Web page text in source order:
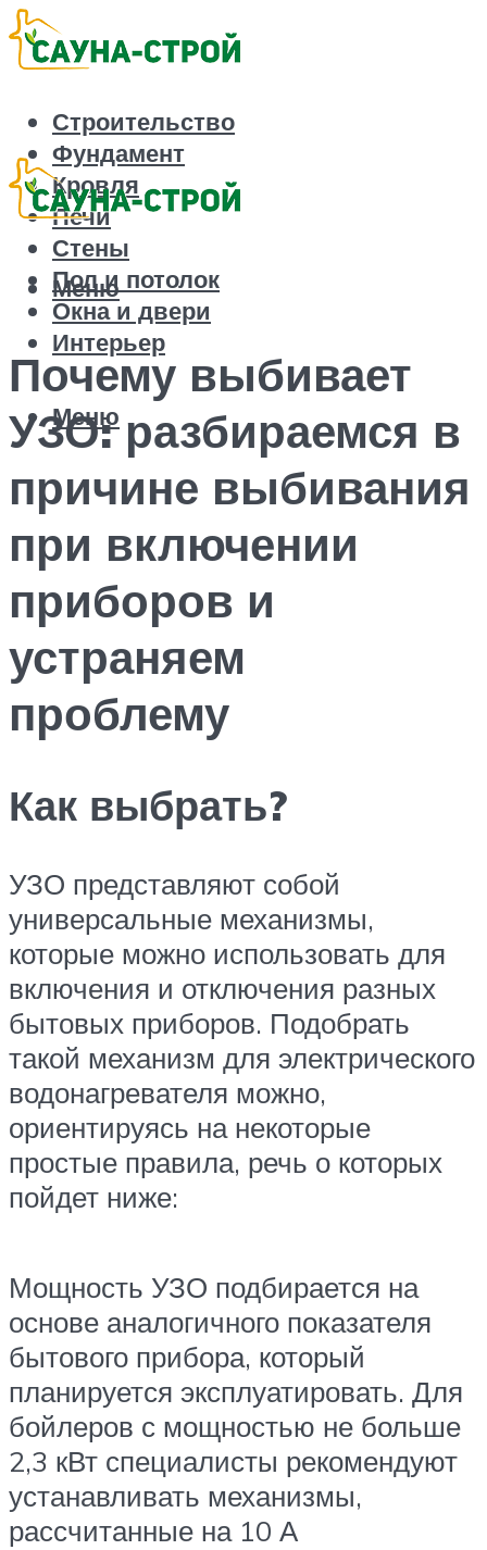
Строительство
Фундамент
Кровля
Печи
Стены
Пол и потолок
Окна и двери
Интерьер
Меню
Меню
Почему выбивает
УЗО: разбираемся в
причине выбивания
при включении
приборов и
устраняем
проблему
Как выбрать?
УЗО представляют собой
универсальные механизмы,
которые можно использовать для
включения и отключения разных
бытовых приборов. Подобрать
такой механизм для электрического
водонагревателя можно,
ориентируясь на некоторые
простые правила, речь о которых
пойдет ниже:
Мощность УЗО подбирается на
основе аналогичного показателя
бытового прибора, который
планируется эксплуатировать. Для
бойлеров с мощностью не больше
2,3 кВт специалисты рекомендуют
устанавливать механизмы,
рассчитанные на 10 А